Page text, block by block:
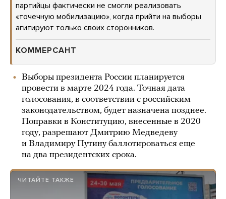
партийцы фактически не смогли реализовать
«точечную мобилизацию», когда прийти на выборы
агитируют только своих сторонников.
КОММЕРСАНТ
Выборы президента России планируется
провести в марте 2024 года. Точная дата
голосования, в соответствии с российским
законодательством, будет назначена позднее.
Поправки в Конституцию, внесенные в 2020
году, разрешают Дмитрию Медведеву
и Владимиру Путину баллотироваться еще
на два президентских срока.
ЧИТАЙТЕ ТАКЖЕ